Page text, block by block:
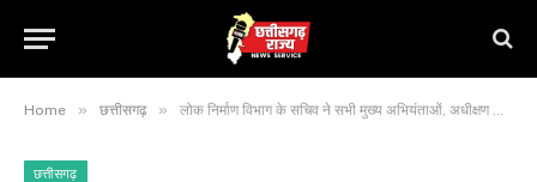
Home » छत्तीसगढ़ » लोक निर्माण विभाग के सचिव ने सभी मुख्य अभियंताओं, अधीक्षण अभियंताओं और कार्यपालन अभियंताओं की बैठक लेकर कार्यों की समीक्षा की
छत्तीसगढ़